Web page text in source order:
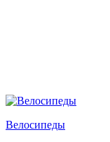
Велосипеды